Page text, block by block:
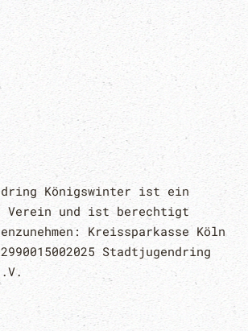
Königswinter ist ein
Verein und ist berechtigt
Kreissparkasse Köln
Stadtjugendring
!